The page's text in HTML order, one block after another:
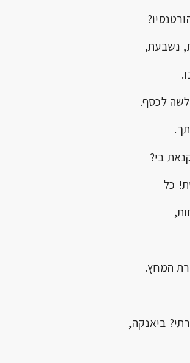
נשבעת,
לכסף.
בי?
כל
המחץ.
ביאנקה,